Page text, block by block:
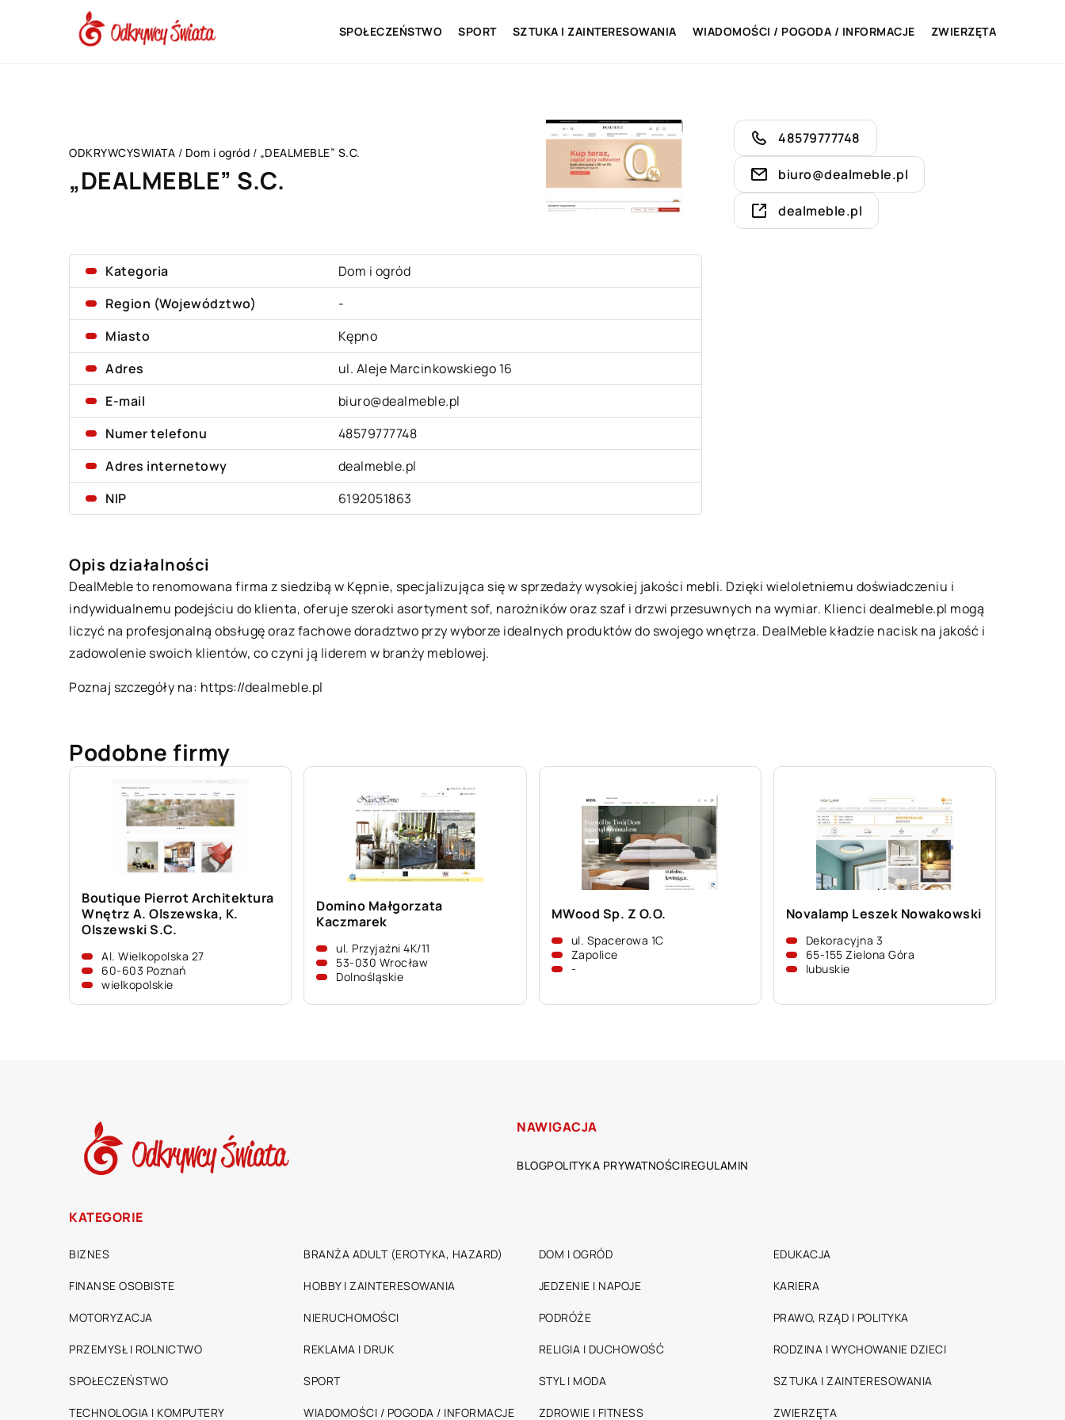
SPOŁECZEŃSTWO SPORT SZTUKA I ZAINTERESOWANIA WIADOMOŚCI / POGODA / INFORMACJE ZWIERZĘTA
ODKRYWCYSWIATA / Dom i ogród / „DEALMEBLE” S.C.
„DEALMEBLE” S.C.
Kategoria
Dom i ogród
Region (Województwo)
-
Miasto
Kępno
Adres
ul. Aleje Marcinkowskiego 16
E-mail
biuro@dealmeble.pl
Numer telefonu
48579777748
Adres internetowy
dealmeble.pl
NIP
6192051863
48579777748
biuro@dealmeble.pl
dealmeble.pl
Opis działalności
DealMeble to renomowana firma z siedzibą w Kępnie, specjalizująca się w sprzedaży wysokiej jakości mebli. Dzięki wieloletniemu doświadczeniu i
indywidualnemu podejściu do klienta, oferuje szeroki asortyment sof, narożników oraz szaf i drzwi przesuwnych na wymiar. Klienci dealmeble.pl mogą
liczyć na profesjonalną obsługę oraz fachowe doradztwo przy wyborze idealnych produktów do swojego wnętrza. DealMeble kładzie nacisk na jakość i
zadowolenie swoich klientów, co czyni ją liderem w branży meblowej.
Poznaj szczegóły na: https://dealmeble.pl
Podobne firmy
Boutique Pierrot Architektura
Wnętrz A. Olszewska, K.
Olszewski S.C.
Al. Wielkopolska 27
60-603 Poznań
wielkopolskie
Domino Małgorzata
Kaczmarek
ul. Przyjaźni 4K/11
53-030 Wrocław
Dolnośląskie
MWood Sp. Z O.O.
ul. Spacerowa 1C
Zapolice
-
Novalamp Leszek Nowakowski
Dekoracyjna 3
65-155 Zielona Góra
lubuskie
NAWIGACJA
BLOGPOLITYKA PRYWATNOŚCIREGULAMIN
KATEGORIE
BIZNES BRANŻA ADULT (EROTYKA, HAZARD) DOM I OGRÓD EDUKACJA
FINANSE OSOBISTE HOBBY I ZAINTERESOWANIA JEDZENIE I NAPOJE KARIERA
MOTORYZACJA NIERUCHOMOŚCI PODRÓŻE PRAWO, RZĄD I POLITYKA
PRZEMYSŁ I ROLNICTWO REKLAMA I DRUK RELIGIA I DUCHOWOŚĆ RODZINA I WYCHOWANIE DZIECI
SPOŁECZEŃSTWO SPORT STYL I MODA SZTUKA I ZAINTERESOWANIA
TECHNOLOGIA I KOMPUTERY WIADOMOŚCI / POGODA / INFORMACJE ZDROWIE I FITNESS ZWIERZĘTA